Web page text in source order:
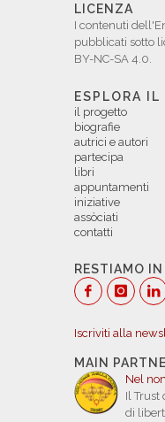
LICENZA
I contenuti
pubblicati sotto
BY-NC-SA 4.0.
ESPLORA IL
il progetto
biografie
autrici e autori
partecipa
libri
appuntamenti
iniziative
assòciati
contatti
RESTIAMO
Iscriviti alla
MAIN
Nel
Il Trust
di